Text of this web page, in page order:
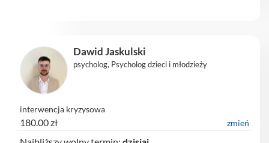
Dawid Jaskulski
psycholog, Psycholog dzieci i młodzieży
interwencja kryzysowa
180.00 zł zmień